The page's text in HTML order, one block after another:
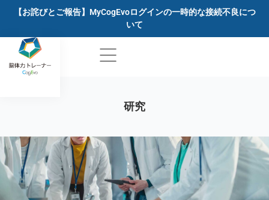
【お詫びとご報告】MyCogEvoログインの一時的な接続不良につ
いて
研究